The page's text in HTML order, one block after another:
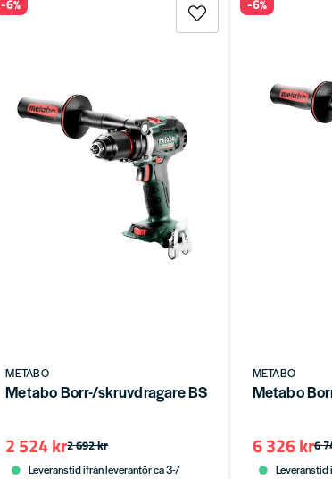
METABO
Metabo Borr-/skruvdragare BS 18 LTX BL I 18V
2 692 kr
2 524 kr
Leveranstid ifrån leverantör ca 3-7
-6%
METABO
Metabo
6
6 326 kr
Leveranstid
-6%